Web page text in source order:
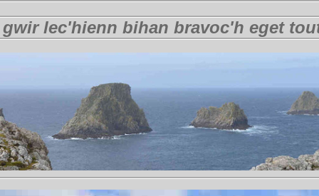
gwir lec'hienn bihan bravoc'h eget